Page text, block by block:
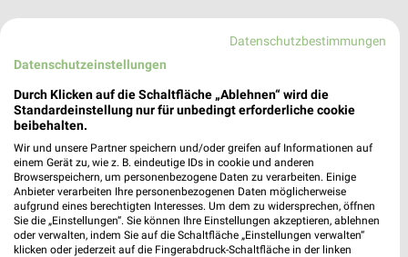
Prešover Straße 20
42859 Remscheid
Heute 09:30 - 20:00 Uhr |
Geöffnet
451,31 km • Angebote: 1 Prospekt
Datenschutzbestimmungen
Datenschutzeinstellungen
Durch Klicken auf die Schaltfläche „Ablehnen“ wird die
Standardeinstellung nur für unbedingt erforderliche cookie
beibehalten.
Wir und unsere Partner speichern und/oder greifen auf Informationen auf
einem Gerät zu, wie z. B. eindeutige IDs in cookie und anderen
Browserspeichern, um personenbezogene Daten zu verarbeiten. Einige
Anbieter verarbeiten Ihre personenbezogenen Daten möglicherweise
aufgrund eines berechtigten Interesses. Um dem zu widersprechen, öffnen
Sie die „Einstellungen“. Sie können Ihre Einstellungen akzeptieren, ablehnen
oder verwalten, indem Sie auf die Schaltfläche „Einstellungen verwalten“
klicken oder jederzeit auf die Fingerabdruck-Schaltfläche in der linken